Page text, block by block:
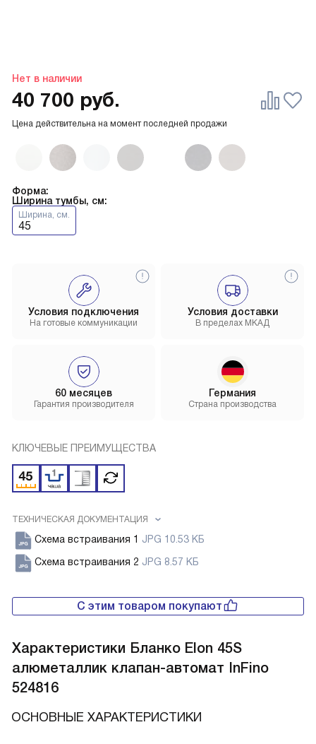
Нет в наличии
Форма:
Ширина тумбы, см:
Ширина, см.
45
Цена действительна на момент последней продажи
40 700 руб.
Условия доставки
В пределах МКАД
60 месяцев
Гарантия производителя
Условия подключения
На готовые коммуникации
Германия
Страна производства
КЛЮЧЕВЫЕ ПРЕИМУЩЕСТВА
ТЕХНИЧЕСКАЯ ДОКУМЕНТАЦИЯ
Схема встраивания 1 JPG 10.53 КБ
Схема встраивания 2 JPG 8.57 КБ
С этим товаром покупают
Характеристики Бланко Elon 45S
алюметаллик клапан-автомат InFino
524816
ОСНОВНЫЕ ХАРАКТЕРИСТИКИ